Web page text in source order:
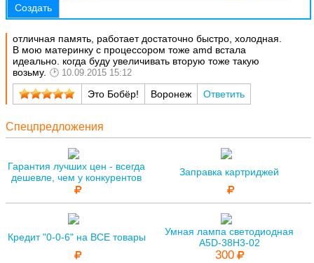
Создать
отличная память, работает достаточно быстро, холодная.
В мою материнку с процессором тоже amd встала
идеально. когда буду увеличивать вторую тоже такую
возьму.
10.09.2015 15:12
Это Бобёр! Воронеж Ответить
Спецпредложения
Гарантия лучших цен - всегда
дешевле, чем у конкурентов
Заправка картриджей
Кредит "0-0-6" на ВСЕ товары
Умная лампа светодиодная
A5D-38H3-02
300